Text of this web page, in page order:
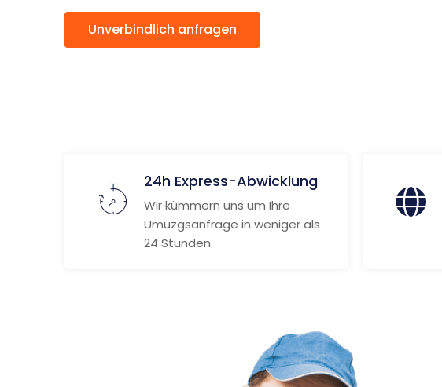
Unverbindlich anfragen
24h Express-Abwicklung
Wir kümmern uns um Ihre
Umuzgsanfrage in weniger als
24 Stunden.